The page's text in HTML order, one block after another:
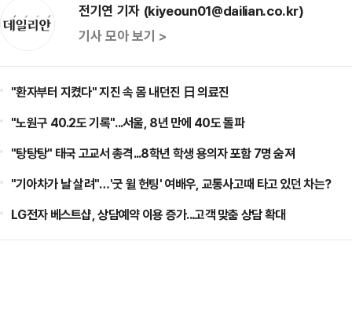
전기연 기자 (kiyeoun01@dailian.co.kr)
기사 모아 보기 >
"환자부터 지켰다" 지진 속 몸 내던진 日 의료진
"노원구 40.2도 기록"...서울, 8년 만에 40도 돌파
"탕탕탕" 태국 고교서 총격...8학년 학생 용의자 포함 7명 숨져
"기아차가 날 살려"…'굿 윌 헌팅' 여배우, 교통사고때 타고 있던 차는?
LG전자 베스트샵, 상담예약 이용 증가...고객 맞춤 상담 확대